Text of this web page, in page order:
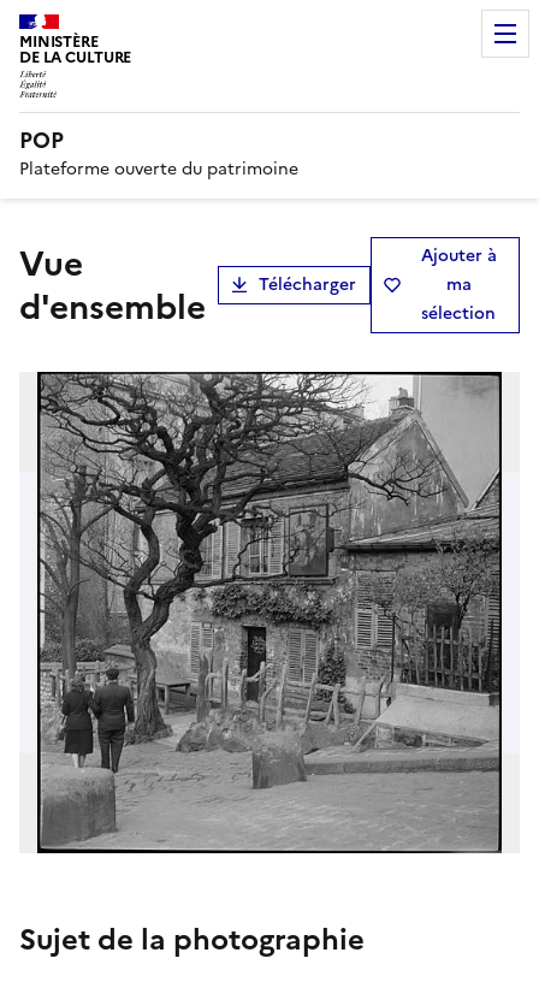
MINISTÈRE
DE LA CULTURE
POP
Plateforme ouverte du patrimoine
Vue
d'ensemble
Télécharger
Ajouter à
ma
sélection
Sujet de la photographie